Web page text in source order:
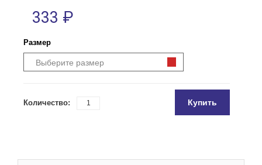
333 ₽
Размер
Выберите размер
Количество: Купить